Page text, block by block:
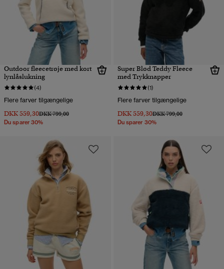
Outdoor fleecetrøje med kort
lynlåslukning
(4)
Flere farver tilgængelige
DKK 559,30Pris nedsat fra
DKK 799,00til
Du sparer 30%
Super Blød Teddy Fleece
med Trykknapper
(1)
Flere farver tilgængelige
DKK 559,30Pris nedsat fra
DKK 799,00til
Du sparer 30%